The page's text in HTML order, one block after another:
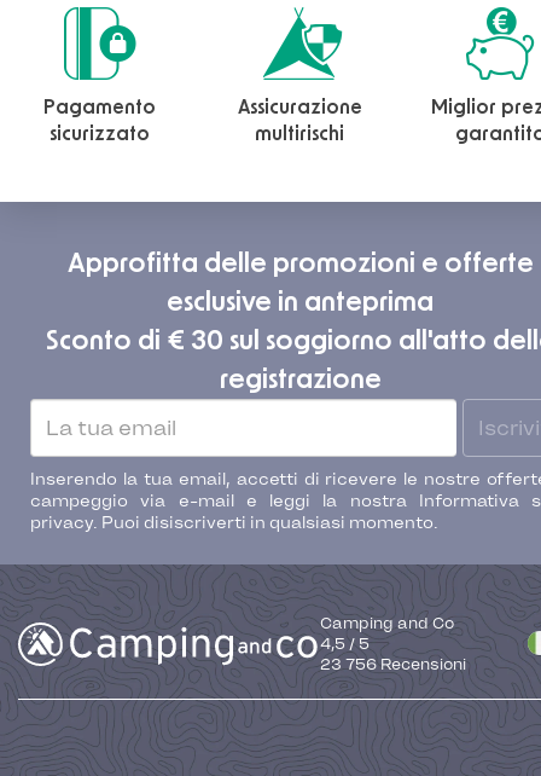
Pagamento
sicurizzato
Assicurazione
multirischi
Miglior
Approfitta delle promozioni e offerte
esclusive in anteprima
Sconto di € 30 sul soggiorno all'atto
registrazione
Inserendo la tua email, accetti di ricevere le nostre
campeggio via e-mail e leggi la nostra Informativa
privacy. Puoi disiscriverti in qualsiasi momento.
Camping and Co
4,5 / 5
23 756 Recensioni